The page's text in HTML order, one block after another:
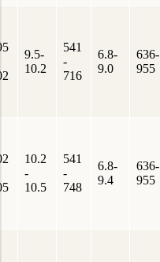
9.5-
10.2
541
-
716
6.8-
9.0
636-
955
10.2
-
10.5
541
-
748
6.8-
9.4
636-
955